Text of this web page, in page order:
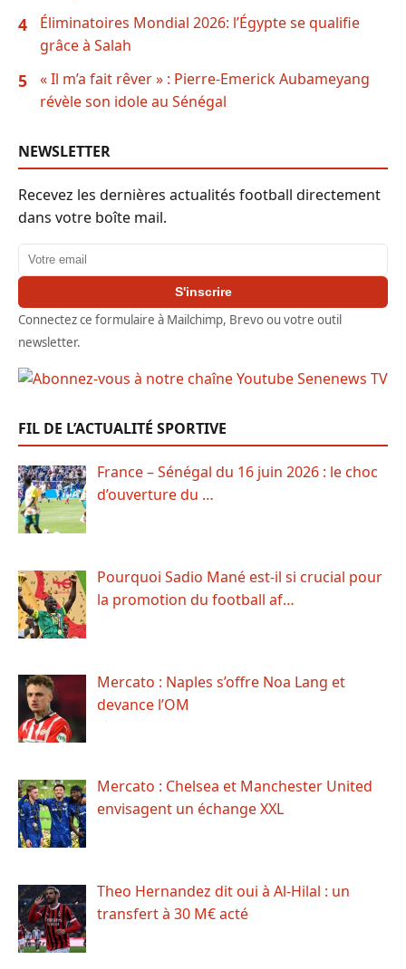
4
Éliminatoires Mondial 2026: l’Égypte se qualifie
grâce à Salah
5
« Il m’a fait rêver » : Pierre-Emerick Aubameyang
révèle son idole au Sénégal
NEWSLETTER
Recevez les dernières actualités football directement
dans votre boîte mail.
Adresse email
S'inscrire
Connectez ce formulaire à Mailchimp, Brevo ou votre outil
newsletter.
FIL DE L’ACTUALITÉ SPORTIVE
France – Sénégal du 16 juin 2026 : le choc
d’ouverture du …
Pourquoi Sadio Mané est-il si crucial pour
la promotion du football af…
Mercato : Naples s’offre Noa Lang et
devance l’OM
Mercato : Chelsea et Manchester United
envisagent un échange XXL
Theo Hernandez dit oui à Al-Hilal : un
transfert à 30 M€ acté